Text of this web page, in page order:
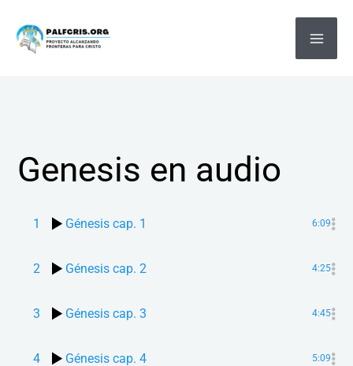
Genesis en audio
1 Génesis cap. 1 6:09
2 Génesis cap. 2 4:25
3 Génesis cap. 3 4:45
4 Génesis cap. 4 5:09